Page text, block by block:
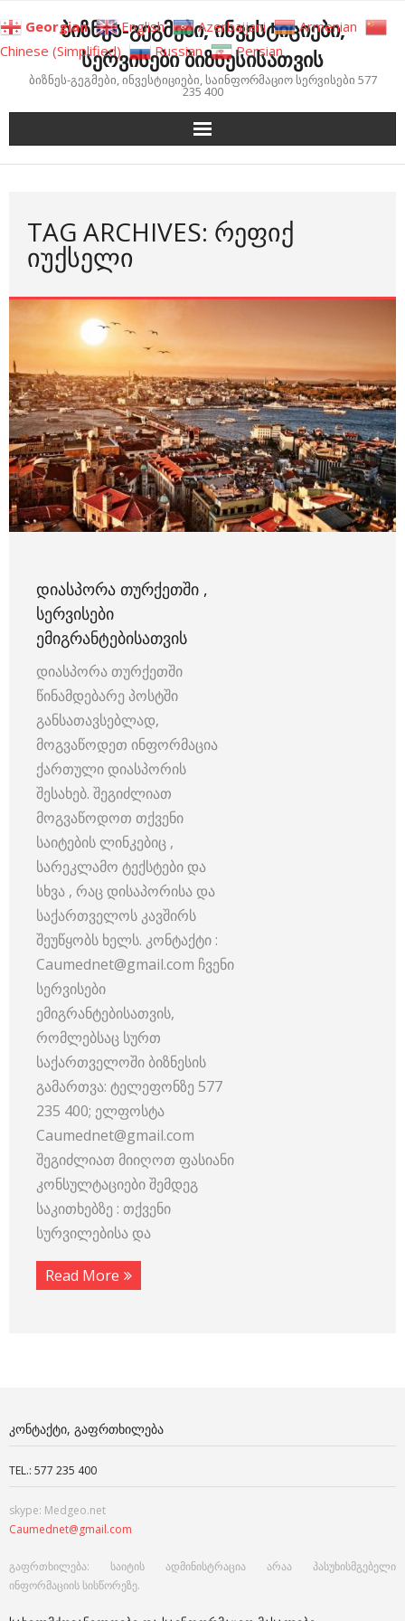
to
content
ბიზნეს-გეგმები, ინვესტიციები,
სერვისები ბიზნესისათვის
ბიზნეს-გეგმები, ინვესტიციები, საინფორმაციო სერვისები 577
235 400
TAG ARCHIVES: ᲠᲔᲤᲘᲥ
ᲘᲣᲥᲡᲔᲚᲘ
ᲓᲘᲐᲡᲞᲝᲠᲐ ᲗᲣᲠᲥᲔᲗᲨᲘ ,
ᲡᲔᲠᲕᲘᲡᲔᲑᲘ
ᲔᲛᲘᲒᲠᲐᲜᲢᲔᲑᲘᲡᲐᲗᲕᲘᲡ
დიასპორა თურქეთში
წინამდებარე პოსტში
განსათავსებლად,
მოგვაწოდეთ ინფორმაცია
ქართული დიასპორის
შესახებ. შეგიძლიათ
მოგვაწოდოთ თქვენი
საიტების ლინკებიც ,
სარეკლამო ტექსტები და
სხვა , რაც დისაპორისა და
საქართველოს კავშირს
შეუწყობს ხელს. კონტაქტი :
Caumednet@gmail.com ჩვენი
სერვისები
ემიგრანტებისათვის,
რომლებსაც სურთ
საქართველოში ბიზნესის
გამართვა: ტელეფონზე 577
235 400; ელფოსტა
Caumednet@gmail.com
შეგიძლიათ მიიღოთ ფასიანი
კონსულტაციები შემდეგ
საკითხებზე : თქვენი
სურვილებისა და
Read More
ᲙᲝᲜᲢᲐᲥᲢᲘ, ᲒᲐᲤᲠᲗᲮᲘᲚᲔᲑᲐ
TEL.: 577 235 400
skype: Medgeo.net
Caumednet@gmail.com
გაფრთხილება: საიტის ადმინისტრაცია არაა პასუხისმგებელი
ინფორმაციის სისწორეზე.
Georgian English Azerbaijani
Armenian
Chinese (Simplified)
Russian Persian